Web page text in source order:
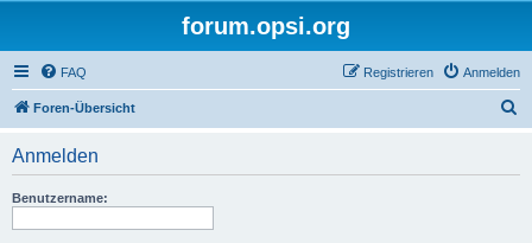
forum.opsi.org
FAQ Anmelden
Registrieren
Foren-Übersicht
Anmelden
Benutzername: